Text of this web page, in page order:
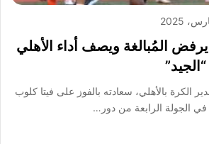
المُبالغة ويصف أداء الأهلي
الكرة بالأهلي، سعادته بالفوز على فيتا كلوب
في الجولة الرابعة من دور…